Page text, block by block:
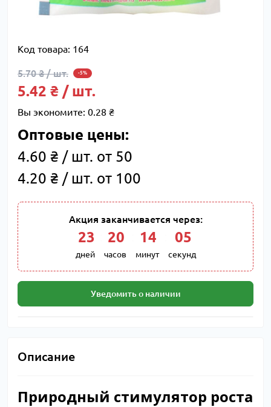
Код товара: 164
5.70 ₴ / шт. -5%
5.42 ₴ / шт.
Вы экономите: 0.28 ₴
Оптовые цены:
4.60 ₴ / шт. от 50
4.20 ₴ / шт. от 100
Акция заканчивается через:
23
дней
20
часов
14
минут
04
секунд
Уведомить о наличии
Описание
Природный стимулятор роста